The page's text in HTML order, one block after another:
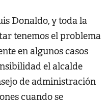
Donaldo, y toda la
tenemos el problema
en algunos casos
el alcalde
de administración
cuando se